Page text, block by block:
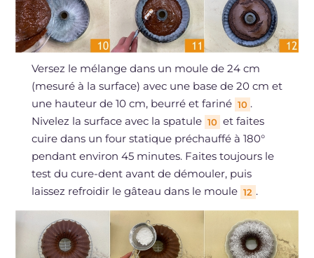
Versez le mélange dans un moule de 24 cm
(mesuré à la surface) avec une base de 20 cm et
une hauteur de 10 cm, beurré et fariné 10 .
Nivelez la surface avec la spatule 10 et faites
cuire dans un four statique préchauffé à 180°
pendant environ 45 minutes. Faites toujours le
test du cure-dent avant de démouler, puis
laissez refroidir le gâteau dans le moule 12 .